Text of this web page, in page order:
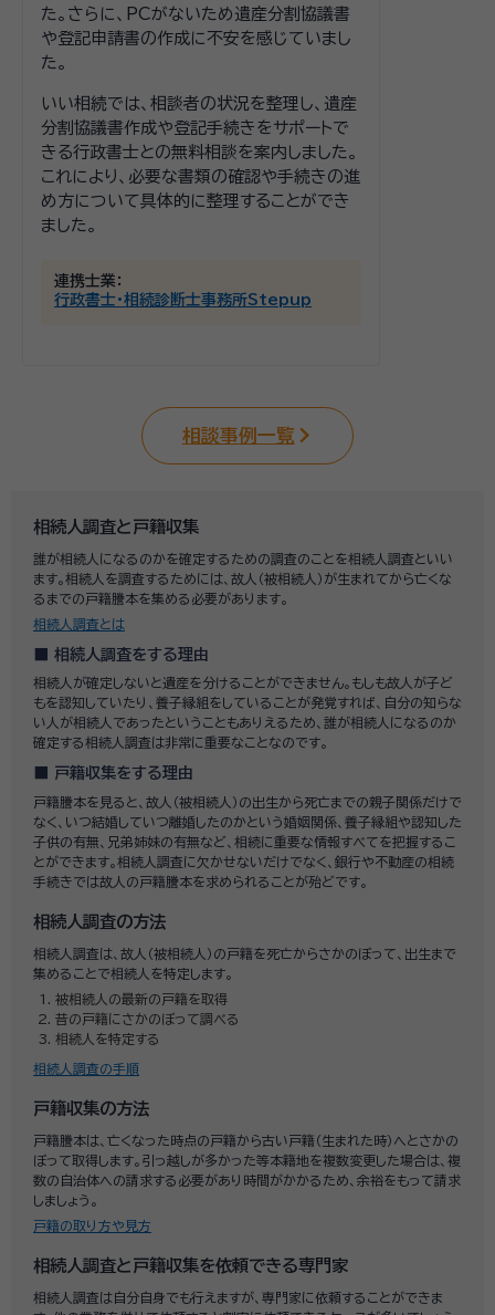
た。さらに、PCがないため遺産分割協議書
や登記申請書の作成に不安を感じていまし
た。
いい相続では、相談者の状況を整理し、遺産
分割協議書作成や登記手続きをサポートで
きる行政書士との無料相談を案内しました。
これにより、必要な書類の確認や手続きの進
め方について具体的に整理することができ
ました。
連携士業：
行政書士・相続診断士事務所Stepup
相談事例一覧
相続人調査と戸籍収集
誰が相続人になるのかを確定するための調査のことを相続人調査といい
ます。相続人を調査するためには、故人（被相続人）が生まれてから亡くな
るまでの戸籍謄本を集める必要があります。
相続人調査とは
相続人調査をする理由
相続人が確定しないと遺産を分けることができません。もしも故人が子ど
もを認知していたり、養子縁組をしていることが発覚すれば、自分の知らな
い人が相続人であったということもありえるため、誰が相続人になるのか
確定する相続人調査は非常に重要なことなのです。
戸籍収集をする理由
戸籍謄本を見ると、故人（被相続人）の出生から死亡までの親子関係だけで
なく、いつ結婚していつ離婚したのかという婚姻関係、養子縁組や認知した
子供の有無、兄弟姉妹の有無など、相続に重要な情報すべてを把握するこ
とができます。相続人調査に欠かせないだけでなく、銀行や不動産の相続
手続きでは故人の戸籍謄本を求められることが殆どです。
相続人調査の方法
相続人調査は、故人（被相続人）の戸籍を死亡からさかのぼって、出生まで
集めることで相続人を特定します。
被相続人の最新の戸籍を取得
昔の戸籍にさかのぼって調べる
相続人を特定する
相続人調査の手順
戸籍収集の方法
戸籍謄本は、亡くなった時点の戸籍から古い戸籍（生まれた時）へとさかの
ぼって取得します。引っ越しが多かった等本籍地を複数変更した場合は、複
数の自治体への請求する必要があり時間がかかるため、余裕をもって請求
しましょう。
戸籍の取り方や見方
相続人調査と戸籍収集を依頼できる専門家
相続人調査は自分自身でも行えますが、専門家に依頼することができま